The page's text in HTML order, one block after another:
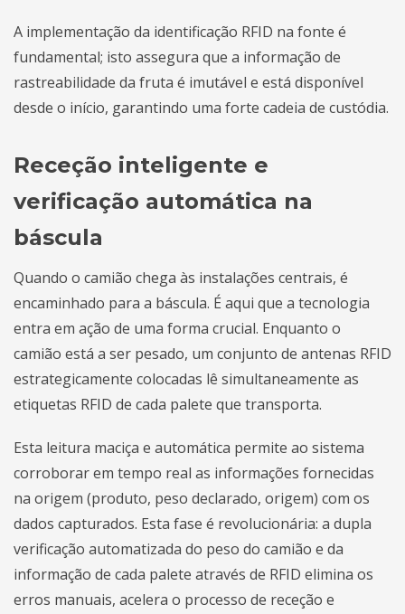
A implementação da identificação RFID na fonte é
fundamental; isto assegura que a informação de
rastreabilidade da fruta é imutável e está disponível
desde o início, garantindo uma forte cadeia de custódia.
Receção inteligente e
verificação automática na
báscula
Quando o camião chega às instalações centrais, é
encaminhado para a báscula. É aqui que a tecnologia
entra em ação de uma forma crucial. Enquanto o
camião está a ser pesado, um conjunto de antenas RFID
estrategicamente colocadas lê simultaneamente as
etiquetas RFID de cada palete que transporta.
Esta leitura maciça e automática permite ao sistema
corroborar em tempo real as informações fornecidas
na origem (produto, peso declarado, origem) com os
dados capturados. Esta fase é revolucionária: a dupla
verificação automatizada do peso do camião e da
informação de cada palete através de RFID elimina os
erros manuais, acelera o processo de receção e